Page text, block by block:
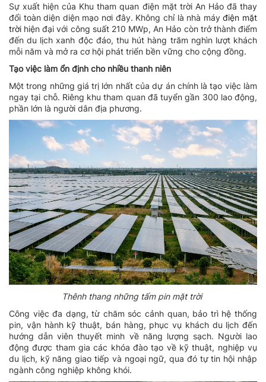
Sự xuất hiện của Khu tham quan điện mặt trời An Hảo đã thay
đổi toàn diện diện mạo nơi đây. Không chỉ là nhà máyđiện mặt
trời hiện đại với công suất 210 MWp, An Hảo còn trở thành điểm
đến du lịch xanh độc đáo, thu hút hàng trăm nghìn lượt khách
mỗi năm và mở ra cơ hội phát triển bền vững cho cộng đồng.
Tạo việc làm ổn định cho nhiều thanh niên
Một trong những giá trị lớn nhất của dự án chính là tạo việc làm
ngay tại chỗ. Riêng khu tham quan đã tuyển gần 300 lao động,
phần lớn là người dân địa phương.
Thênh thang những tấm pin mặt trời
Công việc đa dạng, từ chăm sóc cảnh quan, bảo trì hệ thống
pin, vận hành kỹ thuật, bán hàng, phục vụ khách du lịch đến
hướng dẫn viên thuyết minh về năng lượng sạch. Người lao
động được tham gia các khóa đào tạo về kỹ thuật, nghiệp vụ
du lịch, kỹ năng giao tiếp và ngoại ngữ, qua đó tự tin hội nhập
ngành công nghiệp không khói.